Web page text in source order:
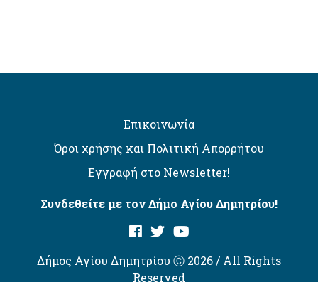
Επικοινωνία
Όροι χρήσης και Πολιτική Απορρήτου
Εγγραφή στο Newsletter!
Συνδεθείτε με τον Δήμο Αγίου Δημητρίου!
Δήμος Αγίου Δημητρίου Ⓒ 2026 / All Rights
Reserved